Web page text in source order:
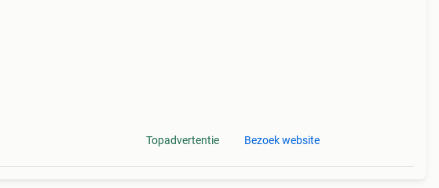
Topadvertentie Bezoek website